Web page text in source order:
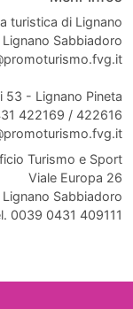
turistica di Lignano
Sabbiadoro
53 - Lignano Pineta
422169 / 422616
Turismo e Sport
Viale Europa 26
Sabbiadoro
0039 0431 409111